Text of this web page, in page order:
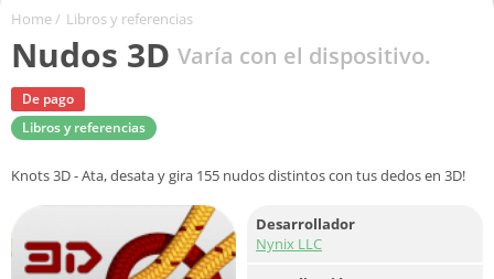
Home/ Libros y referencias
Nudos 3D Varía con el dispositivo.
De pago
Libros y referencias
Knots 3D - Ata, desata y gira 155 nudos distintos con tus dedos en 3D!
Desarrollador
Nynix LLC